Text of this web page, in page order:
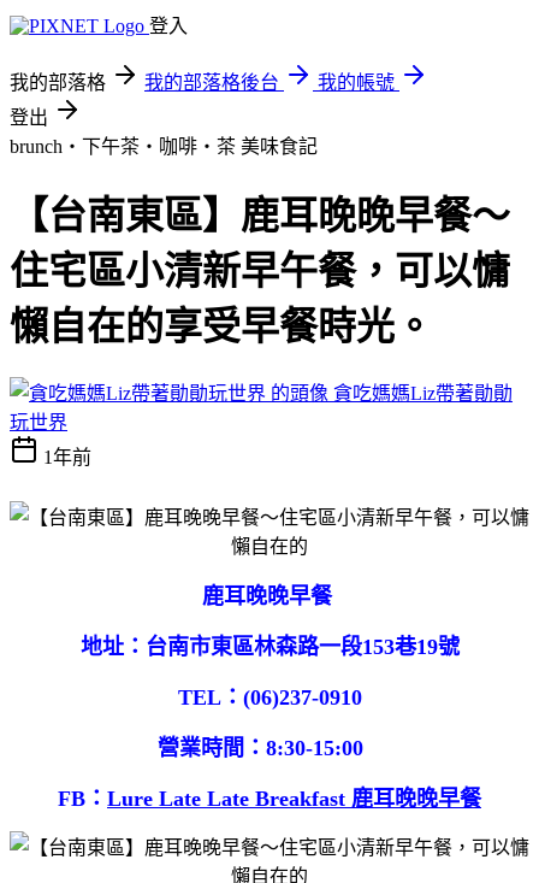
登入
我的部落格 我的部落格後台
我的帳號
登出
brunch‧下午茶‧咖啡‧茶 美味食記
【台南東區】鹿耳晚晚早餐～
住宅區小清新早午餐，可以慵
懶自在的享受早餐時光。
貪吃媽媽Liz帶著勛勛
玩世界
1年前
鹿耳晚晚早餐
地址：台南市東區林森路一段153巷19號
TEL：(06)237-0910
營業時間：8:30-15:00
FB： Lure Late Late Breakfast 鹿耳晚晚早餐